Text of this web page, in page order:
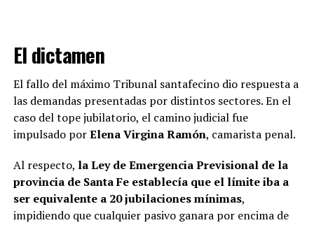
El dictamen
El fallo del máximo Tribunal santafecino dio respuesta a
las demandas presentadas por distintos sectores. En el
caso del tope jubilatorio, el camino judicial fue
impulsado porElena Virgina Ramón, camarista penal.
Al respecto, la Ley de Emergencia Previsional de la
provincia de Santa Fe establecía que el límite iba a
ser equivalente a 20 jubilaciones mínimas,
impidiendo que cualquier pasivo ganara por encima de